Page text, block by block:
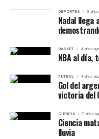
Atenas
Nicolás
Atenas
Juan Oberto Atenas
Atenas
DEPORTES 5 años
Nadal llega
BASKET 4 años ago
NBA al día,
FUTBOL 4 años ago
Gol del
victoria del
CIENCIA 7 años
Ciencia
lluvia